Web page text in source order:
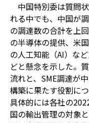
中国特別委は質問
れる中でも、中国が
の調達数の合計を上
の半導体の提供、米
の人工知能（AI）な
どと懸念を示した。
流れと、SME調達が
構築に果たす役割に
具体的には各社の
国の輸出管理の対象